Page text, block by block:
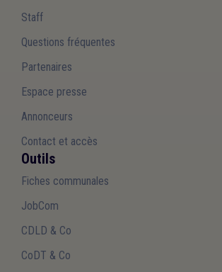
Staff
Questions fréquentes
Partenaires
Espace presse
Annonceurs
Contact et accès
Outils
Fiches communales
JobCom
CDLD & Co
CoDT & Co